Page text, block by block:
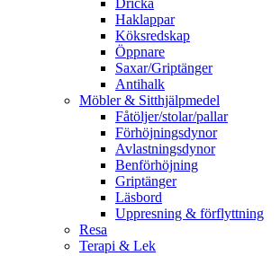
Dricka
Haklappar
Köksredskap
Öppnare
Saxar/Griptänger
Antihalk
Möbler & Sitthjälpmedel
Fåtöljer/stolar/pallar
Förhöjningsdynor
Avlastningsdynor
Benförhöjning
Griptänger
Läsbord
Uppresning & förflyttning
Resa
Terapi & Lek